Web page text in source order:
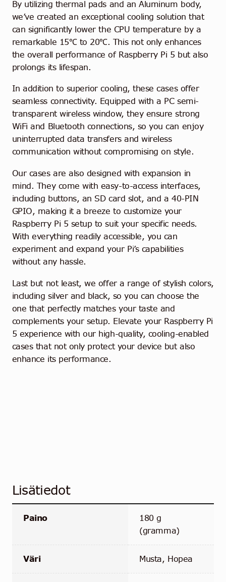
By utilizing thermal pads and an Aluminum body,
we’ve created an exceptional cooling solution that
can significantly lower the CPU temperature by a
remarkable 15℃ to 20℃. This not only enhances
the overall performance of Raspberry Pi 5 but also
prolongs its lifespan.
In addition to superior cooling, these cases offer
seamless connectivity. Equipped with a PC semi-
transparent wireless window, they ensure strong
WiFi and Bluetooth connections, so you can enjoy
uninterrupted data transfers and wireless
communication without compromising on style.
Our cases are also designed with expansion in
mind. They come with easy-to-access interfaces,
including buttons, an SD card slot, and a 40-PIN
GPIO, making it a breeze to customize your
Raspberry Pi 5 setup to suit your specific needs.
With everything readily accessible, you can
experiment and expand your Pi’s capabilities
without any hassle.
Last but not least, we offer a range of stylish colors,
including silver and black, so you can choose the
one that perfectly matches your taste and
complements your setup. Elevate your Raspberry Pi
5 experience with our high-quality, cooling-enabled
cases that not only protect your device but also
enhance its performance.
Lisätiedot
Paino
180 g
(gramma)
Väri Musta, Hopea